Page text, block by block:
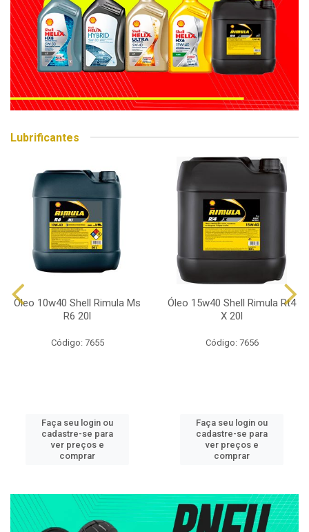
Lubrificantes
Óleo 10w40 Shell Rimula Ms
R6 20l
Código: 7655
Faça seu login ou
cadastre-se para
ver preços e
comprar
Óleo 15w40 Shell Rimula Rt4
X 20l
Código: 7656
Faça seu login ou
cadastre-se para
ver preços e
comprar